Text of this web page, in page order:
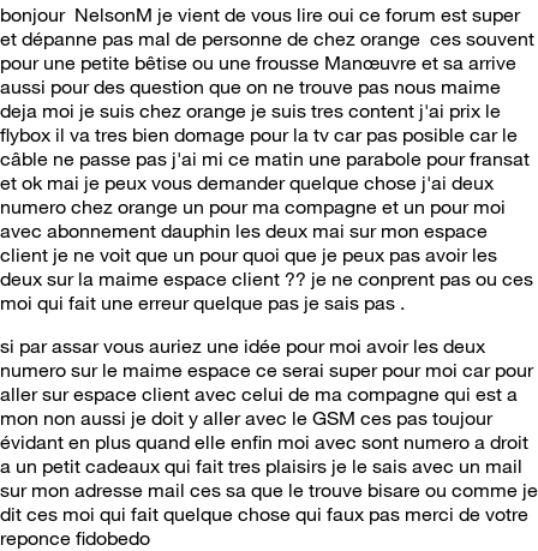
bonjour NelsonM je vient de vous lire oui ce forum est super
et dépanne pas mal de personne de chez orange ces souvent
pour une petite bêtise ou une frousse Manœuvre et sa arrive
aussi pour des question que on ne trouve pas nous maime
deja moi je suis chez orange je suis tres content j'ai prix le
flybox il va tres bien domage pour la tv car pas posible car le
câble ne passe pas j'ai mi ce matin une parabole pour fransat
et ok mai je peux vous demander quelque chose j'ai deux
numero chez orange un pour ma compagne et un pour moi
avec abonnement dauphin les deux mai sur mon espace
client je ne voit que un pour quoi que je peux pas avoir les
deux sur la maime espace client ?? je ne conprent pas ou ces
moi qui fait une erreur quelque pas je sais pas .
si par assar vous auriez une idée pour moi avoir les deux
numero sur le maime espace ce serai super pour moi car pour
aller sur espace client avec celui de ma compagne qui est a
mon non aussi je doit y aller avec le GSM ces pas toujour
évidant en plus quand elle enfin moi avec sont numero a droit
a un petit cadeaux qui fait tres plaisirs je le sais avec un mail
sur mon adresse mail ces sa que le trouve bisare ou comme je
dit ces moi qui fait quelque chose qui faux pas merci de votre
reponce fidobedo